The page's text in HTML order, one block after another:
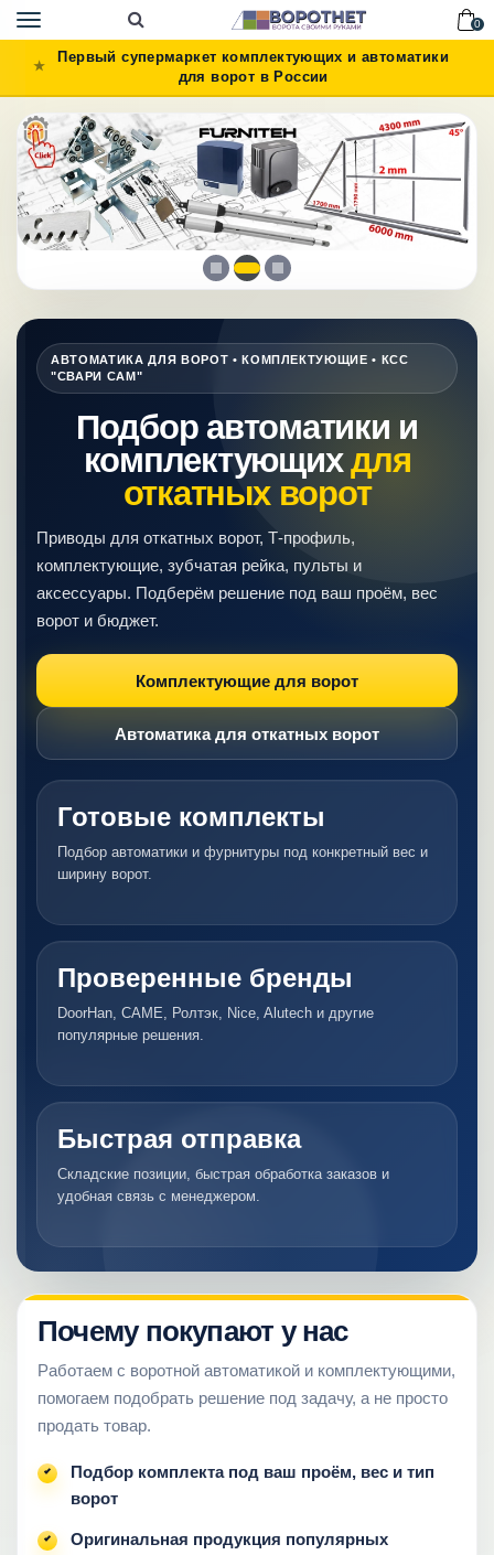
Toggle
navigation
0
Первый супермаркет комплектующих и автоматики
для ворот в России
АВТОМАТИКА ДЛЯ ВОРОТ • КОМПЛЕКТУЮЩИЕ • КСС
"СВАРИ САМ"
Подбор автоматики и
комплектующихдля
откатных ворот
Приводы для откатных ворот, Т-профиль,
комплектующие, зубчатая рейка, пульты и
аксессуары. Подберём решение под ваш проём, вес
ворот и бюджет.
Комплектующие для ворот
Автоматика для откатных ворот
Готовые комплекты
Подбор автоматики и фурнитуры под конкретный вес и
ширину ворот.
Проверенные бренды
DoorHan, CAME, Ролтэк, Nice, Alutech и другие
популярные решения.
Быстрая отправка
Складские позиции, быстрая обработка заказов и
удобная связь с менеджером.
Почему покупают у нас
Работаем с воротной автоматикой и комплектующими,
помогаем подобрать решение под задачу, а не просто
продать товар.
Подбор комплекта под ваш проём, вес и тип
ворот
Оригинальная продукция популярных